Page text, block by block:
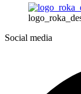
Social media